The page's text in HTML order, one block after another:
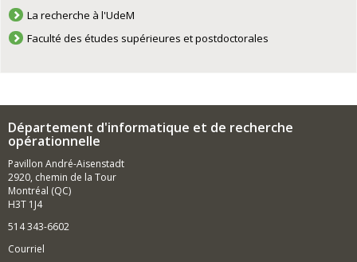
La recherche à l'UdeM
Faculté des études supérieures et postdoctorales
Département d'informatique et de recherche
opérationnelle
Pavillon André-Aisenstadt
2920, chemin de la Tour
Montréal (QC)
H3T 1J4
514 343-6602
Courriel